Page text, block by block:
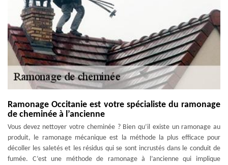
Ramonage Occitanie est votre spécialiste du ramonage
de cheminée à l’ancienne
Vous devez nettoyer votre cheminée ? Bien qu’il existe un ramonage au
produit, le ramonage mécanique est la méthode la plus efficace pour
décoller les saletés et les résidus qui se sont incrustés dans le conduit de
fumée. C’est une méthode de ramonage à l’ancienne qui implique